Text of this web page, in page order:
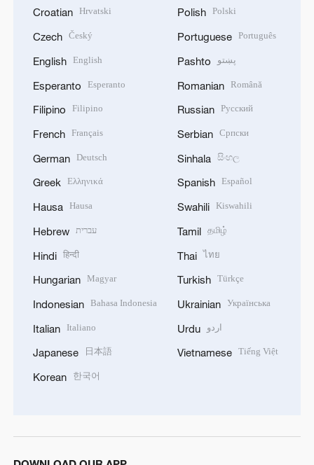
Croatian Hrvatski
Czech Český
English English
Esperanto Esperanto
Filipino Filipino
French Français
German Deutsch
Greek Ελληνικά
Hausa Hausa
Hebrew עברית
Hindi हिन्दी
Hungarian Magyar
Indonesian Bahasa Indonesia
Italian Italiano
Japanese 日本語
Korean 한국어
Polish Polski
Portuguese Português
Pashto پښتو
Romanian Română
Russian Русский
Serbian Српски
Sinhala සිංහල
Spanish Español
Swahili Kiswahili
Tamil தமிழ்
Thai ไทย
Turkish Türkçe
Ukrainian Українська
Urdu اردو
Vietnamese Tiếng Việt